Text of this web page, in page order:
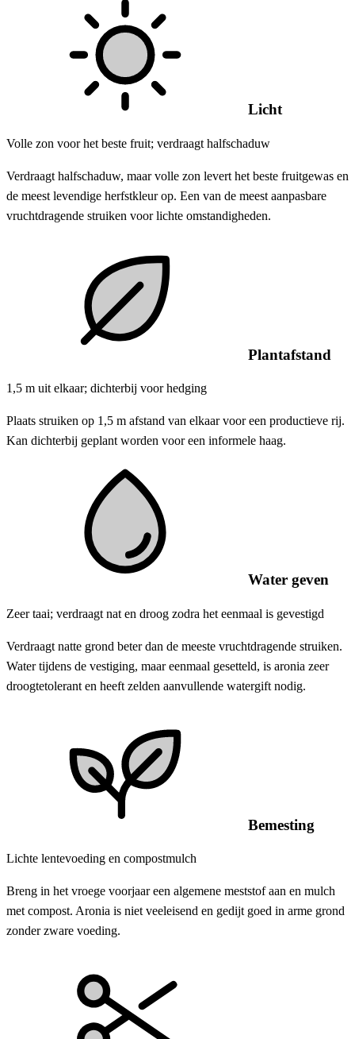
Licht
Volle zon voor het beste fruit; verdraagt ​​halfschaduw
Verdraagt ​​halfschaduw, maar volle zon levert het beste fruitgewas en
de meest levendige herfstkleur op. Een van de meest aanpasbare
vruchtdragende struiken voor lichte omstandigheden.
Plantafstand
1,5 m uit elkaar; dichterbij voor hedging
Plaats struiken op 1,5 m afstand van elkaar voor een productieve rij.
Kan dichterbij geplant worden voor een informele haag.
Water geven
Zeer taai; verdraagt ​​nat en droog zodra het eenmaal is gevestigd
Verdraagt ​​natte grond beter dan de meeste vruchtdragende struiken.
Water tijdens de vestiging, maar eenmaal gesetteld, is aronia zeer
droogtetolerant en heeft zelden aanvullende watergift nodig.
Bemesting
Lichte lentevoeding en compostmulch
Breng in het vroege voorjaar een algemene meststof aan en mulch
met compost. Aronia is niet veeleisend en gedijt goed in arme grond
zonder zware voeding.